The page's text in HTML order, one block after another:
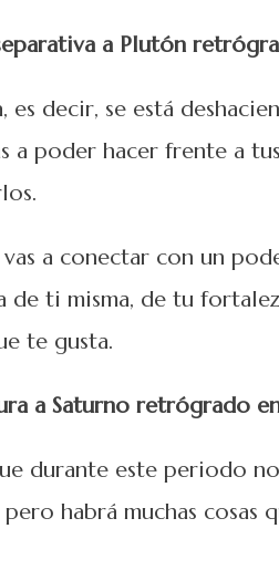
a Plutón
es decir, se está
a poder hacer frente a
vas a conectar con un
ti misma, de tu
te gusta.
a Saturno retrógrado
durante este periodo
habrá muchas cosas